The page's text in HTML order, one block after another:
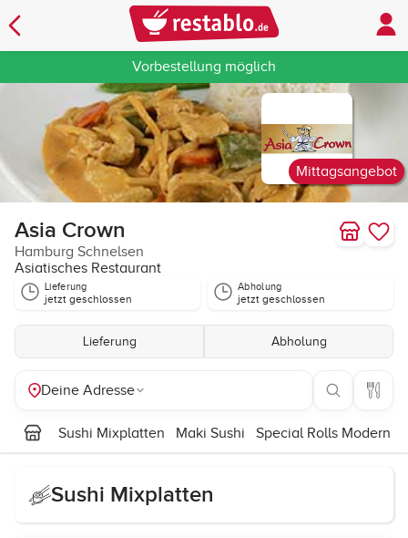
Vorbestellung möglich
Mittagsangebot
Asia Crown
Hamburg Schnelsen
Asiatisches Restaurant
Lieferung
jetzt geschlossen
Abholung
jetzt geschlossen
Lieferung Abholung
Deine Adresse
Sushi Mixplatten Maki Sushi Special Rolls Modern
Sushi Mixplatten